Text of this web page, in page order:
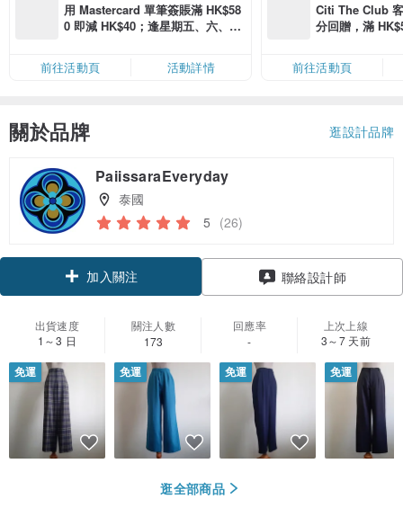
用 Mastercard 單筆簽賬滿 HK$58
0 即減 HK$40；逢星期五、六、日
限，額滿即止，僅限「常用信用
卡」結帳）
前往活動頁 活動詳情
Citi The Club
分回贈，滿
前往活動頁
關於品牌 逛設計品牌
PaiissaraEveryday
泰國
5 (26)
加入關注 聯絡設計師
出貨速度
1～3 日
關注人數
173
回應率
-
上次上線
3～7 天前
免運 免運 免運 免運
逛全部商品